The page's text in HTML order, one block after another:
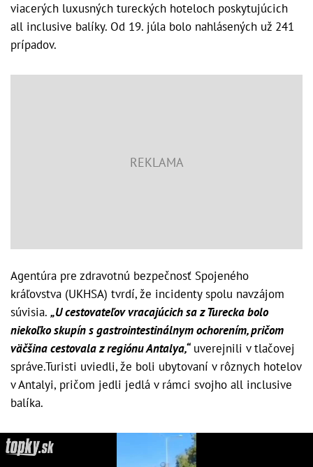
viacerých luxusných tureckých hoteloch poskytujúcich
all inclusive balíky. Od 19. júla bolo nahlásených už 241
prípadov.
Agentúra pre zdravotnú bezpečnosť Spojeného
kráľovstva (UKHSA) tvrdí, že incidenty spolu navzájom
súvisia. „U cestovateľov vracajúcich sa z Turecka bolo
niekoľko skupín s gastrointestinálnym ochorením, pričom
väčšina cestovala z regiónu Antalya,“uverejnili v tlačovej
správe.Turisti uviedli, že boli ubytovaní v rôznych hotelov
v Antalyi, pričom jedli jedlá v rámci svojho all inclusive
balíka.